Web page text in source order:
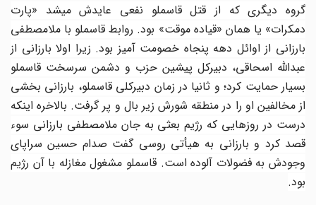
گروه دیگری که از قتل قاسملو نفعی عایدش میشد «پارت
دمکرات» یا همان «قیاده موقت» بود. روابط قاسملو با ملامصطفی
بارزانی از اوائل دهه پنجاه خصومت آمیز بود. زیرا اولا بارزانی از
عبدالله اسحاقی، دبیرکل پیشین حزب و دشمن سرسخت قاسملو
بسیار حمایت کرد؛ و ثانیا در زمان دبیرکلی قاسملو، بارزانی بخشی
از مخالفین او را در منطقه شورش زیر بال و پر گرفت. بالاخره اینکه
درست در روزهایی که رژیم بعثی به جان ملامصطفی بارزانی سوء
قصد کرد و بارزانی به هیأتی روسی گفت صدام حسین سراپای
وجودش به فضولات آلوده است. قاسملو مشغول مغازله با آن رژیم
بود.